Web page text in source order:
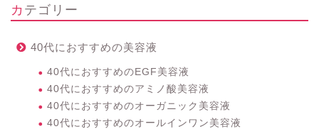
カテゴリー
40代におすすめの美容液
40代におすすめのEGF美容液
40代におすすめのアミノ酸美容液
40代におすすめのオーガニック美容液
40代におすすめのオールインワン美容液